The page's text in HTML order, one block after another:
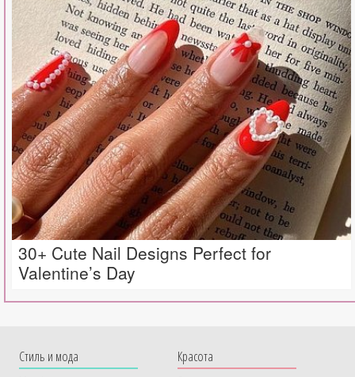
30+ Cute Nail Designs Perfect for
Valentine’s Day
Cтиль и мода Красота